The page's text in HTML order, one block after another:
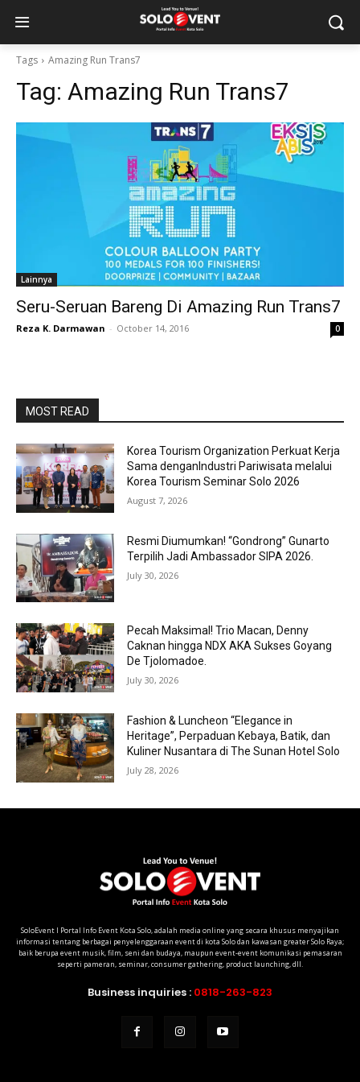
Tags Amazing Run Trans7
Tag: Amazing Run Trans7
Lainnya
Seru-Seruan Bareng Di Amazing Run Trans7
Reza K. Darmawan - October 14, 2016 0
MOST READ
Korea Tourism Organization Perkuat Kerja
Sama denganIndustri Pariwisata melalui
Korea Tourism Seminar Solo 2026
August 7, 2026
Resmi Diumumkan! “Gondrong” Gunarto
Terpilih Jadi Ambassador SIPA 2026.
July 30, 2026
Pecah Maksimal! Trio Macan, Denny
Caknan hingga NDX AKA Sukses Goyang
De Tjolomadoe.
July 30, 2026
Fashion & Luncheon “Elegance in
Heritage”, Perpaduan Kebaya, Batik, dan
Kuliner Nusantara di The Sunan Hotel Solo
July 28, 2026
SoloEvent I Portal Info Event Kota Solo, adalah media online yang secara khusus menyajikan
informasi tentang berbagai penyelenggaraan event di kota Solo dan kawasan greater Solo Raya;
baik berupa event musik, film, seni dan budaya, maupun event-event komunikasi pemasaran
seperti pameran, seminar, consumer gathering, product launching, dll.
Business inquiries : 0818-263-823